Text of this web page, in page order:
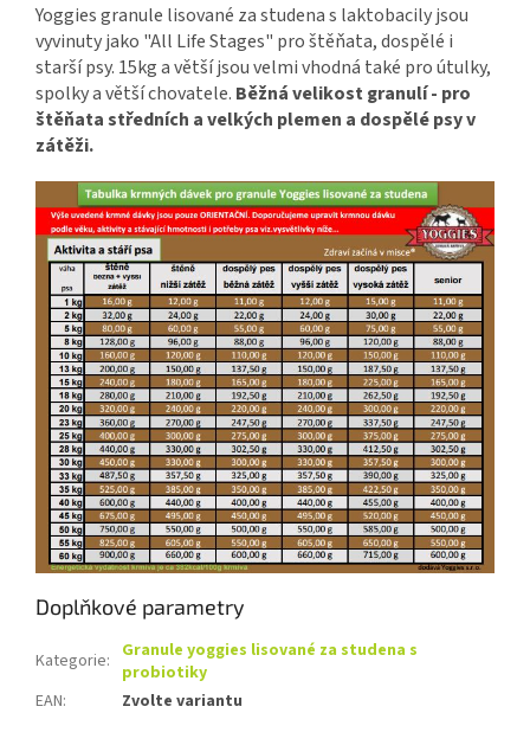
Yoggies granule lisované za studena s laktobacily jsou
vyvinuty jako "All Life Stages" pro štěňata, dospělé i
starší psy. 15kg a větší jsou velmi vhodná také pro útulky,
spolky a větší chovatele. Běžná velikost granulí - pro
štěňata středních a velkých plemen a dospělé psy v
zátěži.
Doplňkové parametry
Kategorie: Granule yoggies lisované za studena s
probiotiky
EAN: Zvolte variantu